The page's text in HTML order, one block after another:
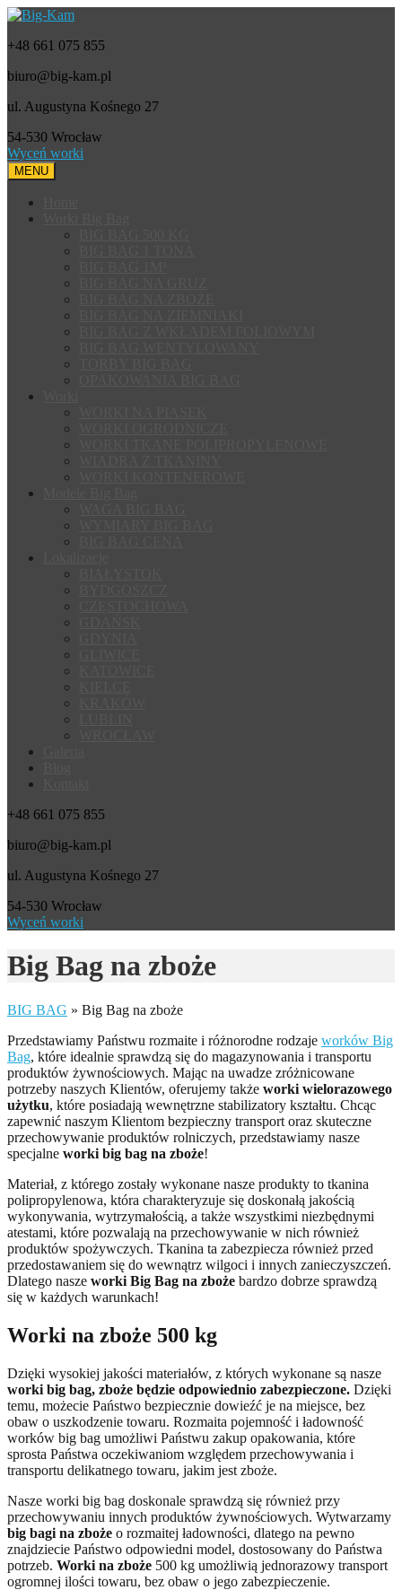
+48 661 075 855
biuro@big-kam.pl
ul. Augustyna Kośnego 27
54-530 Wrocław
Wyceń worki
MENU
+48 661 075 855
biuro@big-kam.pl
ul. Augustyna Kośnego 27
54-530 Wrocław
Wyceń worki
Big Bag na zboże
BIG BAG » Big Bag na zboże
Przedstawiamy Państwu rozmaite i różnorodne rodzaje worków Big
Bag, które idealnie sprawdzą się do magazynowania i transportu
produktów żywnościowych. Mając na uwadze zróżnicowane
potrzeby naszych Klientów, oferujemy także worki wielorazowego
użytku, które posiadają wewnętrzne stabilizatory kształtu. Chcąc
zapewnić naszym Klientom bezpieczny transport oraz skuteczne
przechowywanie produktów rolniczych, przedstawiamy nasze
specjalne worki big bag na zboże!
Materiał, z którego zostały wykonane nasze produkty to tkanina
polipropylenowa, która charakteryzuje się doskonałą jakością
wykonywania, wytrzymałością, a także wszystkimi niezbędnymi
atestami, które pozwalają na przechowywanie w nich również
produktów spożywczych. Tkanina ta zabezpiecza również przed
przedostawaniem się do wewnątrz wilgoci i innych zanieczyszczeń.
Dlatego nasze worki Big Bag na zboże bardzo dobrze sprawdzą
się w każdych warunkach!
Worki na zboże 500 kg
Dzięki wysokiej jakości materiałów, z których wykonane są nasze
worki big bag, zboże będzie odpowiednio zabezpieczone. Dzięki
temu, możecie Państwo bezpiecznie dowieźć je na miejsce, bez
obaw o uszkodzenie towaru. Rozmaita pojemność i ładowność
worków big bag umożliwi Państwu zakup opakowania, które
sprosta Państwa oczekiwaniom względem przechowywania i
transportu delikatnego towaru, jakim jest zboże.
Nasze worki big bag doskonale sprawdzą się również przy
przechowywaniu innych produktów żywnościowych. Wytwarzamy
big bagi na zboże o rozmaitej ładowności, dlatego na pewno
znajdziecie Państwo odpowiedni model, dostosowany do Państwa
potrzeb. Worki na zboże 500 kg umożliwią jednorazowy transport
ogromnej ilości towaru, bez obaw o jego zabezpieczenie.